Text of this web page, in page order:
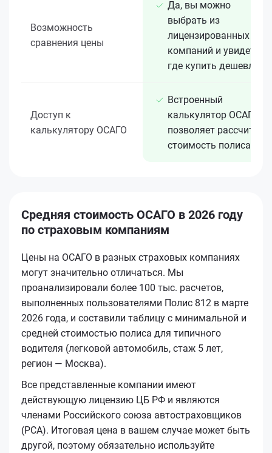
Возможность
сравнения цены
Да, вы можно
выбрать из
лицензированных 15+
компаний и увидеть,
где купить дешевле
Доступ к
калькулятору ОСАГО
Встроенный
калькулятор ОСАГО
позволяет рассчитать
стоимость полиса
Средняя стоимость ОСАГО в 2026 году
по страховым компаниям
Цены на ОСАГО в разных страховых компаниях
могут значительно отличаться. Мы
проанализировали более 100 тыс. расчетов,
выполненных пользователями Полис 812 в марте
2026 года, и составили таблицу с минимальной и
средней стоимостью полиса для типичного
водителя (легковой автомобиль, стаж 5 лет,
регион — Москва).
Все представленные компании имеют
действующую лицензию ЦБ РФ и являются
членами Российского союза автостраховщиков
(РСА). Итоговая цена в вашем случае может быть
другой, поэтому обязательно используйте